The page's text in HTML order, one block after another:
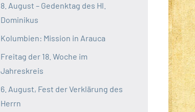
8. August – Gedenktag des Hl.
Dominikus
Kolumbien: Mission in Arauca
Freitag der 18. Woche im
Jahreskreis
6. August, Fest der Verklärung des
Herrn